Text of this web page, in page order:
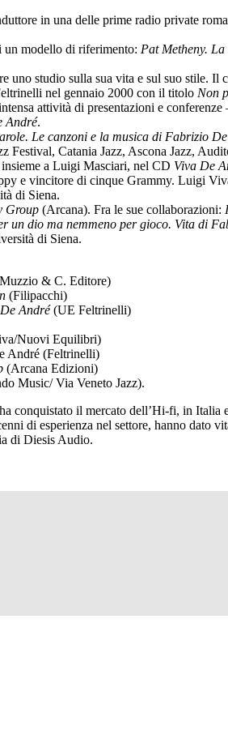
in una delle prime radio private
un modello di riferimento: Pat Metheny.
uno studio sulla sua vita e sul suo stile.
nel gennaio 2000 con il titolo Non
attività di presentazioni e
André.
Le canzoni e la musica di Fabrizio
Catania Jazz, Ascona Jazz,
a Luigi Masciari, nel CD Viva De
e vincitore di cinque Grammy. Luigi
di Siena.
Group (Arcana). Fra le sue collaborazioni:
un dio ma nemmeno per gioco. Vita di
di Siena.
& C. Editore)
(Filipacchi)
André(UE Feltrinelli)
Nuovi Equilibri)
André (Feltrinelli)
(Arcana Edizioni)
Music/ Via Veneto Jazz).
conquistato il mercato dell’Hi-fi, in Italia
di esperienza nel settore, hanno dato
di Diesis Audio.